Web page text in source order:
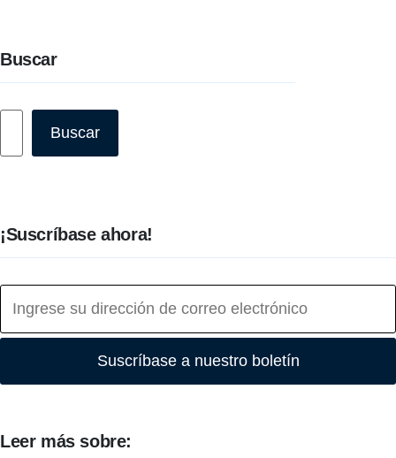
Buscar
Buscar
¡Suscríbase ahora!
Suscríbase a nuestro boletín
Leer más sobre: